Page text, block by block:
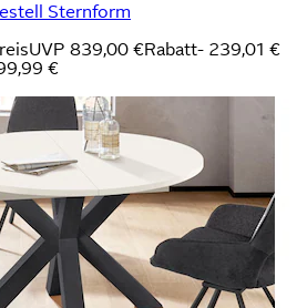
Sternform
UVP 839,00 €Rabatt- 239,01 €
€